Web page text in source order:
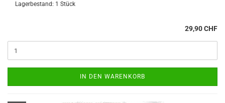
Lagerbestand: 1 Stück
29,90 CHF
IN DEN WARENKORB